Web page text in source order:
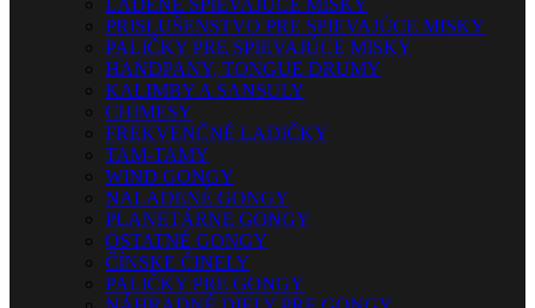
LADENÉ SPIEVAJÚCE MISKY
PRISLUŠENSTVO PRE SPIEVAJÚCE MISKY
PALIČKY PRE SPIEVAJÚCE MISKY
HANDPANY, TONGUE DRUMY
KALIMBY A SANSULY
CHIMESY
FREKVENČNÉ LADIČKY
TAM-TAMY
WIND GONGY
NALADENÉ GONGY
PLANETÁRNE GONGY
OSTATNÉ GONGY
ČÍNSKE ČINELY
PALIČKY PRE GONGY